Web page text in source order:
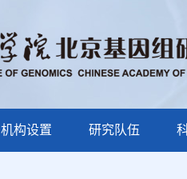
机构设置 研究队伍